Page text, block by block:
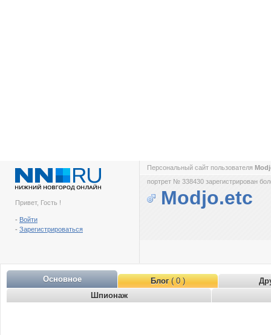
Привет, Гость !
- Войти
- Зарегистрироваться
Персональный сайт пользователя
портрет № 338430 зарегистрирован
Modjo.etc
Основное Блог( 0 )
Шпионаж